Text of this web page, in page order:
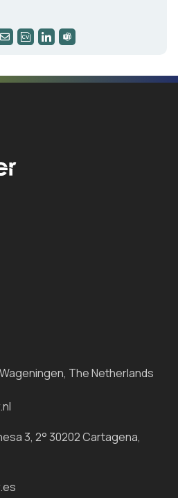
The Netherlands
3, 2° 30202 Cartagena,